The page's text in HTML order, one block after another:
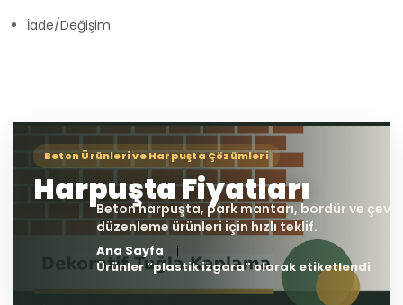
İade/Değişim
Ana Sayfa
Ürünler “plastik izgara” olarak etiketlendi